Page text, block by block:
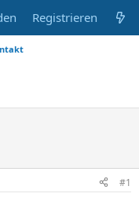
Registrieren
#1